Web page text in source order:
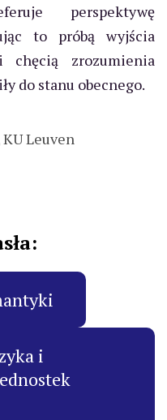
perspektywę
to próbą wyjścia
chęcią zrozumienia
do stanu obecnego.
Leuven
i